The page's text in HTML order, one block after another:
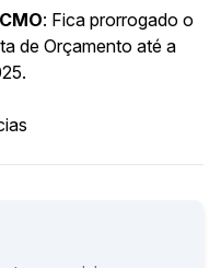
: Fica prorrogado o
de Orçamento até a